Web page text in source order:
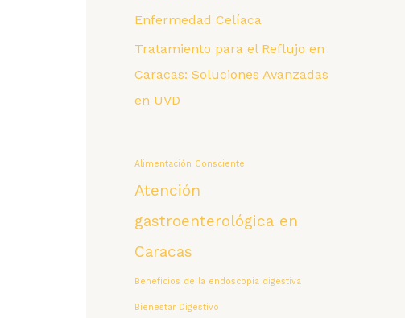
Enfermedad Celíaca
Tratamiento para el Reflujo en
Caracas: Soluciones Avanzadas
en UVD
Alimentación Consciente
Atención
gastroenterológica en
Caracas
Beneficios de la endoscopia digestiva
Bienestar Digestivo